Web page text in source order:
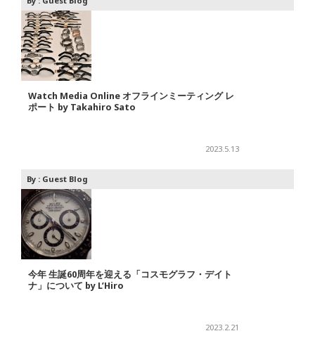
Watch Media Online オフラインミーティング レ
ポート by Takahiro Sato
2023.5.13
By : Guest Blog
今年 生誕60周年を迎える「コスモグラフ・デイト
ナ」について by L’Hiro
2023.2.21